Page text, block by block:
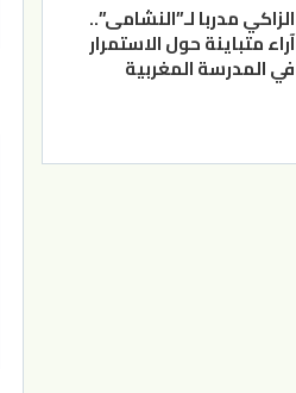
الزاكي مدربا لـ”النشامى”..
آراء متباينة حول الاستمرار
في المدرسة المغربية